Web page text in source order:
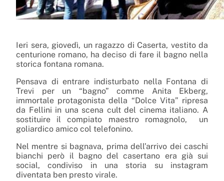
Ieri sera, giovedì, un ragazzo di Caserta, vestito da
centurione romano, ha deciso di fare il bagno nella
storica fontana romana.
Pensava di entrare indisturbato nella Fontana di
Trevi per un “bagno” comme Anita Ekberg,
immortale protagonista della “Dolce Vita” ripresa
da Fellini in una scena cult del cinema italiano. A
sostituire il compiato maestro romagnolo, un
goliardico amico col telefonino.
Nel mentre si bagnava, prima dell’arrivo dei caschi
bianchi però il bagno del casertano era già sui
social, condiviso in una storia su instagram
diventata ben presto virale.